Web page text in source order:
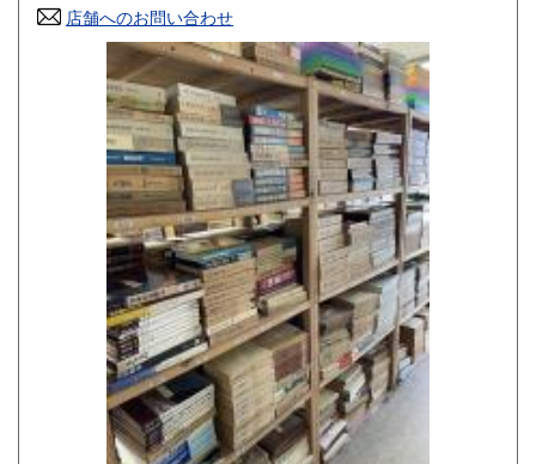
高知県 800円
800円 長崎県
800円 大分県
800円 鹿児島県
1,500円
店舗へのお問い合わせ